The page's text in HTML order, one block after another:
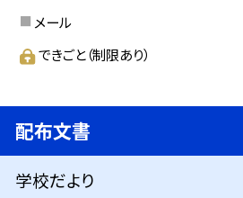
メール
できごと（制限あり）
配布文書
学校だより